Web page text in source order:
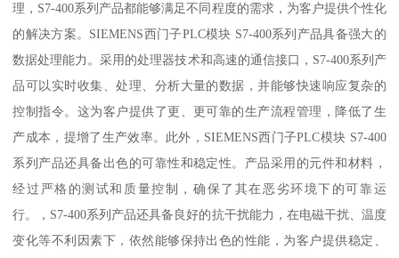
理，S7-400系列产品都能够满足不同程度的需求，为客户提供个性化
的解决方案。SIEMENS西门子PLC模块 S7-400系列产品具备强大的
数据处理能力。采用的处理器技术和高速的通信接口，S7-400系列产
品可以实时收集、处理、分析大量的数据，并能够快速响应复杂的
控制指令。这为客户提供了更、更可靠的生产流程管理，降低了生
产成本，提增了生产效率。此外，SIEMENS西门子PLC模块 S7-400
系列产品还具备出色的可靠性和稳定性。产品采用的元件和材料，
经过严格的测试和质量控制，确保了其在恶劣环境下的可靠运
行。，S7-400系列产品还具备良好的抗干扰能力，在电磁干扰、温度
变化等不利因素下，依然能够保持出色的性能，为客户提供稳定、